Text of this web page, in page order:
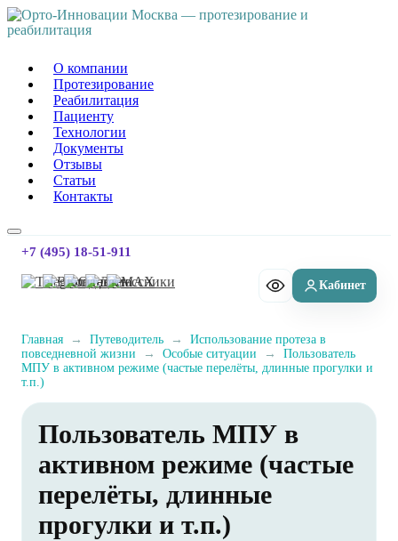
Орто-Инновации Москва
О компании
Протезирование
Реабилитация
Пациенту
Технологии
Документы
Отзывы
Статьи
Контакты
+7 (495) 18-51-911
Главная → Путеводитель →
Использование протеза в
повседневной жизни
→ Особые ситуации →
Пользователь
МПУ в активном режиме (частые перелёты, длинные прогулки и
т.п.)
Пользователь МПУ в
активном режиме (частые
перелёты, длинные
прогулки и т.п.)